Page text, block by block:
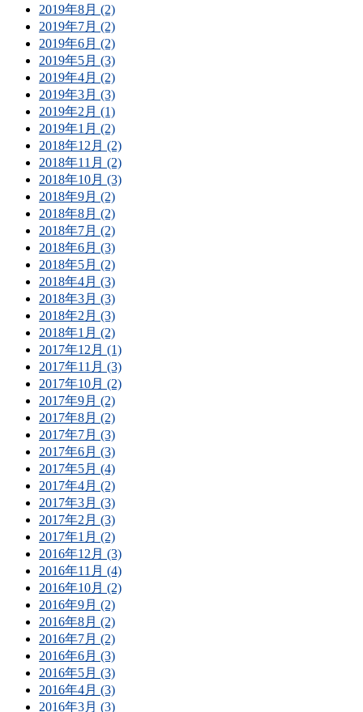
2019年8月 (2)
2019年7月 (2)
2019年6月 (2)
2019年5月 (3)
2019年4月 (2)
2019年3月 (3)
2019年2月 (1)
2019年1月 (2)
2018年12月 (2)
2018年11月 (2)
2018年10月 (3)
2018年9月 (2)
2018年8月 (2)
2018年7月 (2)
2018年6月 (3)
2018年5月 (2)
2018年4月 (3)
2018年3月 (3)
2018年2月 (3)
2018年1月 (2)
2017年12月 (1)
2017年11月 (3)
2017年10月 (2)
2017年9月 (2)
2017年8月 (2)
2017年7月 (3)
2017年6月 (3)
2017年5月 (4)
2017年4月 (2)
2017年3月 (3)
2017年2月 (3)
2017年1月 (2)
2016年12月 (3)
2016年11月 (4)
2016年10月 (2)
2016年9月 (2)
2016年8月 (2)
2016年7月 (2)
2016年6月 (3)
2016年5月 (3)
2016年4月 (3)
2016年3月 (3)